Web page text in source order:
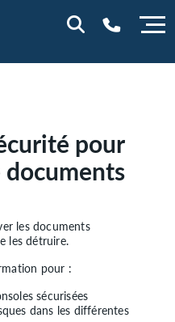
pour
documents
les documents
les détruire.
pour :
sécurisées
dans les différentes